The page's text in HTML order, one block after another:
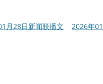
月28日新闻联播文
2026年